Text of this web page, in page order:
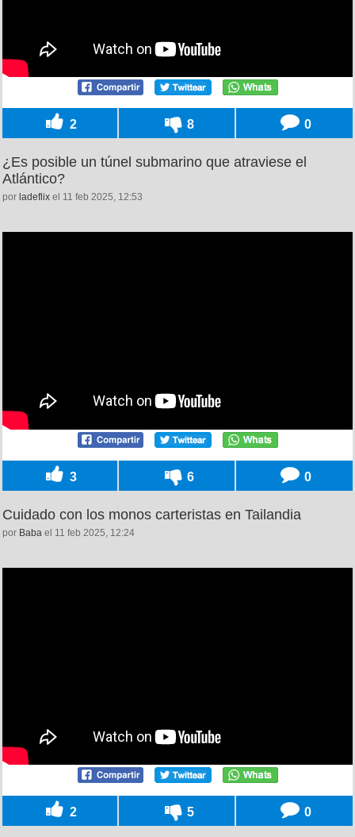
2 8 0
¿Es posible un túnel submarino que atraviese el
Atlántico?
por ladeflix el 11 feb 2025, 12:53
3 6 0
Cuidado con los monos carteristas en Tailandia
por Baba el 11 feb 2025, 12:24
2 5 0